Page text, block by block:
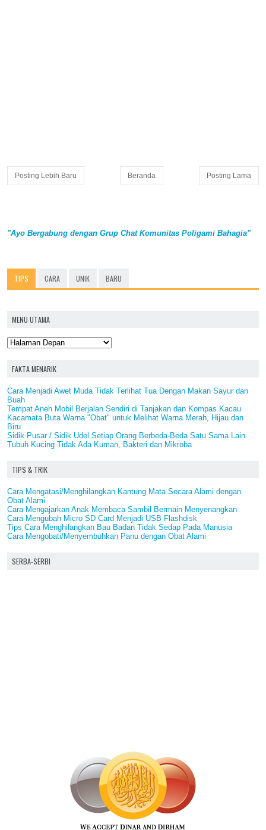
Posting Lebih Baru Posting Lama
Beranda
"Ayo Bergabung dengan Grup Chat Komunitas Poligami Bahagia"
TIPS CARA UNIK BARU
MENU UTAMA
FAKTA MENARIK
Cara Menjadi Awet Muda Tidak Terlihat Tua Dengan Makan Sayur dan
Buah
Tempat Aneh Mobil Berjalan Sendiri di Tanjakan dan Kompas Kacau
Kacamata Buta Warna "Obat" untuk Melihat Warna Merah, Hijau dan
Biru
Sidik Pusar / Sidik Udel Setiap Orang Berbeda-Beda Satu Sama Lain
Tubuh Kucing Tidak Ada Kuman, Bakteri dan Mikroba
TIPS & TRIK
Cara Mengatasi/Menghilangkan Kantung Mata Secara Alami dengan
Obat Alami
Cara Mengajarkan Anak Membaca Sambil Bermain Menyenangkan
Cara Mengubah Micro SD Card Menjadi USB Flashdisk
Tips Cara Menghilangkan Bau Badan Tidak Sedap Pada Manusia
Cara Mengobati/Menyembuhkan Panu dengan Obat Alami
SERBA-SERBI